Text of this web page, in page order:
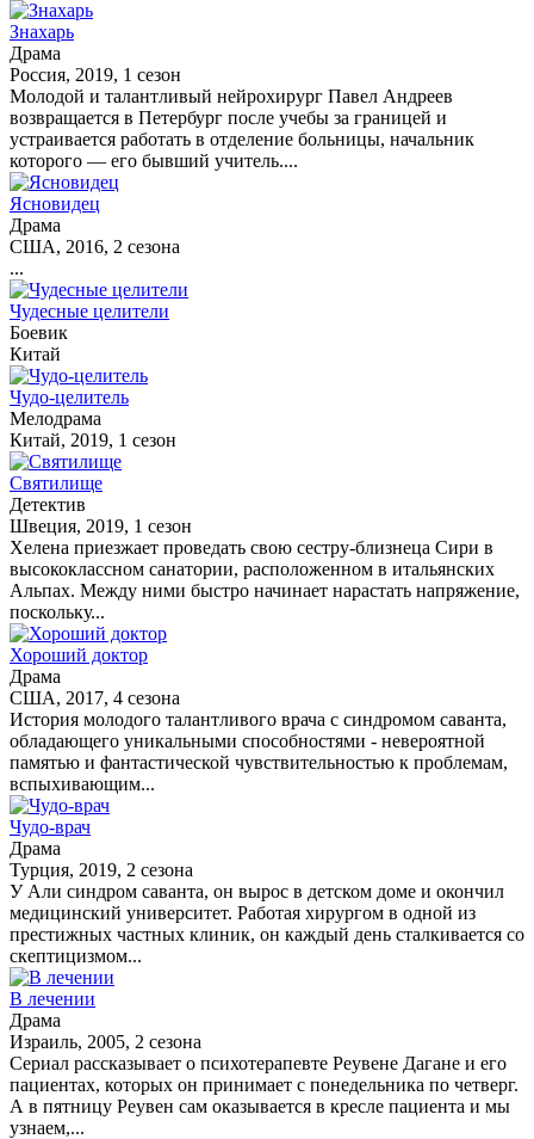
Знахарь
Драма
Россия, 2019, 1 сезон
Молодой и талантливый нейрохирург Павел Андреев
возвращается в Петербург после учебы за границей и
устраивается работать в отделение больницы, начальник
которого — его бывший учитель....
Ясновидец
Драма
США, 2016, 2 сезона
...
Чудесные целители
Боевик
Китай
Чудо-целитель
Мелодрама
Китай, 2019, 1 сезон
Святилище
Детектив
Швеция, 2019, 1 сезон
Хелена приезжает проведать свою сестру-близнеца Сири в
высококлассном санатории, расположенном в итальянских
Альпах. Между ними быстро начинает нарастать напряжение,
поскольку...
Хороший доктор
Драма
США, 2017, 4 сезона
История молодого талантливого врача с синдромом саванта,
обладающего уникальными способностями - невероятной
памятью и фантастической чувствительностью к проблемам,
вспыхивающим...
Чудо-врач
Драма
Турция, 2019, 2 сезона
У Али синдром саванта, он вырос в детском доме и окончил
медицинский университет. Работая хирургом в одной из
престижных частных клиник, он каждый день сталкивается со
скептицизмом...
В лечении
Драма
Израиль, 2005, 2 сезона
Сериал рассказывает о психотерапевте Реувене Дагане и его
пациентах, которых он принимает с понедельника по четверг.
А в пятницу Реувен сам оказывается в кресле пациента и мы
узнаем,...